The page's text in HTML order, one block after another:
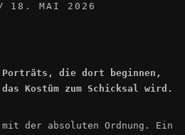
18. MAI 2026
die dort beginnen,
Kostüm zum Schicksal wird.
der absoluten Ordnung. Ein